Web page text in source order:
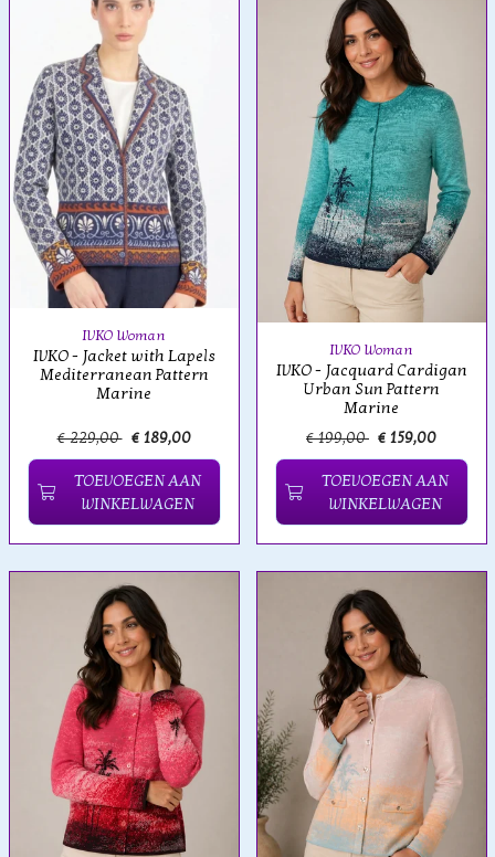
IVKO Woman
IVKO - Jacket with Lapels
Mediterranean Pattern
Marine
€ 229,00 € 189,00
TOEVOEGEN AAN
WINKELWAGEN
IVKO Woman
IVKO - Jacquard Cardigan
Urban Sun Pattern
Marine
€ 199,00 € 159,00
TOEVOEGEN AAN
WINKELWAGEN